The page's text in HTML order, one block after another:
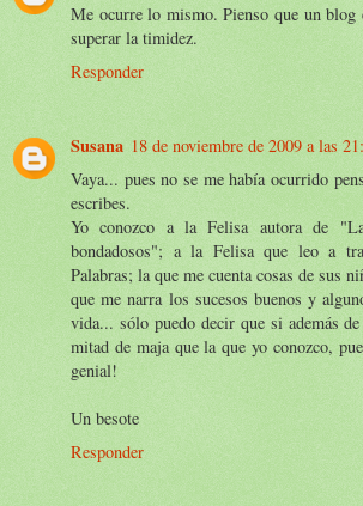
Me ocurre lo mismo. Pienso que un blog
superar la timidez.
Responder
Susana 18 de noviembre de 2009 a las
Vaya... pues no se me había ocurrido
escribes.
Yo conozco a la Felisa autora de
bondadosos"; a la Felisa que leo a
Palabras; la que me cuenta cosas de sus
que me narra los sucesos buenos y
vida... sólo puedo decir que si además
mitad de maja que la que yo conozco,
genial!
Un besote
Responder